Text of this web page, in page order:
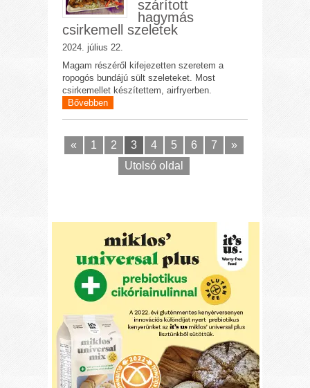
szárított
hagymás
csirkemell szeletek
2024. július 22.
Magam részéről kifejezetten szeretem a
ropogós bundájú sült szeleteket. Most
csirkemellet készítettem, airfryerben.
Bővebben
« 1 2 3 4 5 6 7
»
Utolsó oldal